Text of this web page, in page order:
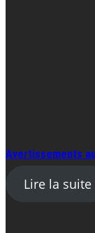
Avertissements
Lire la suite